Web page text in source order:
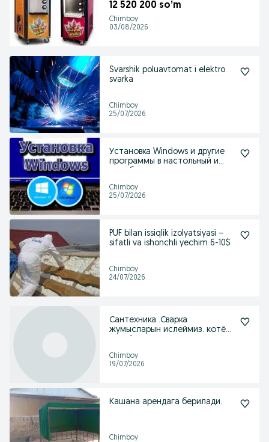
12 520 200 so’m
Chimboy
03/08/2026
Svarshik poluavtomat i elektro
svarka
Chimboy
25/07/2026
Установка Windows и другие
программы в настольный и
Chimboy
25/07/2026
PUF bilan issiqlik izolyatsiyasi –
sifatli va ishonchli yechim 6-10$
Chimboy
24/07/2026
Сантехника .Сварка
жумысларын ислеймиз. котёл
Chimboy
19/07/2026
Кашана арендага берилади.
Chimboy